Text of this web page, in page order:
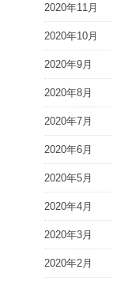
2020年11月
2020年10月
2020年9月
2020年8月
2020年7月
2020年6月
2020年5月
2020年4月
2020年3月
2020年2月